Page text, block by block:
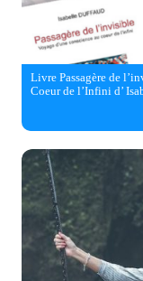
Livre Passagère de
Coeur de l’Infini d’